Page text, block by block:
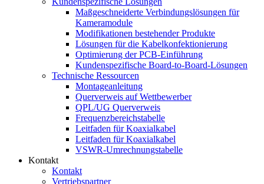
Maßgeschneiderte Verbindungslösungen für
Kameramodule
Modifikationen bestehender Produkte
Lösungen für die Kabelkonfektionierung
Optimierung der PCB-Einführung
Kundenspezifische Board-to-Board-Lösungen
Technische Ressourcen
Montageanleitung
Querverweis auf Wettbewerber
QPL/UG Querverweis
Frequenzbereichstabelle
Leitfaden für Koaxialkabel
Leitfaden für Koaxialkabel
VSWR-Umrechnungstabelle
Kontakt
Kontakt
Vertriebspartner